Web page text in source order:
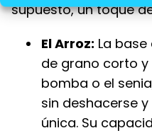
supuesto, un toque
El Arroz: La
de grano corto
bomba o el
sin deshacerse
única. Su